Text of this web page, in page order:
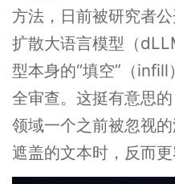
方法，日前被研究者
扩散大语言模型（
型本身的“填空”（
全审查。这挺有意思
领域一个之前被忽视
遮盖的文本时，反而更